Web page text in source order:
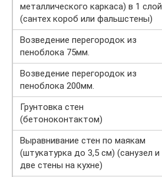
металлического каркаса) в 1 слой
(сантех короб или фальшстены)
Возведение перегородок из
пеноблока 75мм.
Возведение перегородок из
пеноблока 200мм.
Грунтовка стен
(бетоноконтактом)
Выравнивание стен по маякам
(штукатурка до 3,5 см) (санузел и
две стены на кухне)